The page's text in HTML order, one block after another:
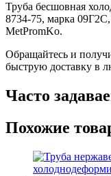
Труба бесшовная
8734-75, марка
MetPromKo.
Обращайтесь и
быструю доставку в
Часто
Похожие